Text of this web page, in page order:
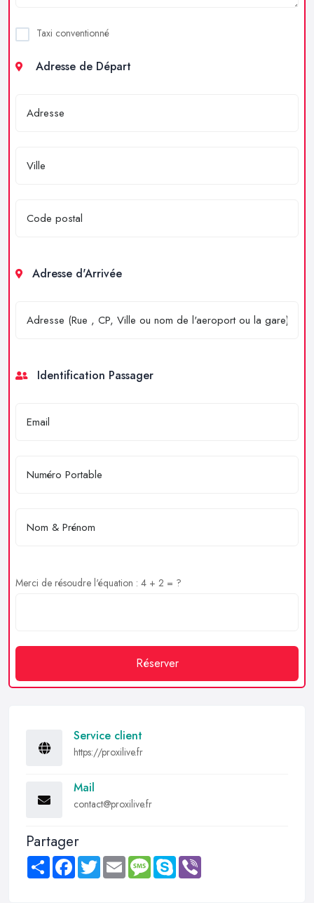
Taxi conventionné
Adresse de Départ
Adresse d'Arrivée
Identification Passager
Merci de résoudre l'équation : 4 + 2 = ?
Réserver
Service client
https://proxilive.fr
Mail
contact@proxilive.fr
Partager
Share FacebookTwitter Email MessageSkype